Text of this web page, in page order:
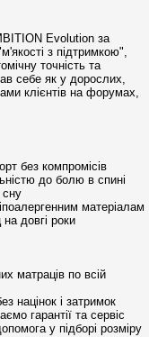
Evolution за
з підтримкою",
точність та
себе як у дорослих,
клієнтів на форумах,
без компромісів
до болю в спині
сну
матеріалам
довгі роки
матраців по всій
і затримок
гарантії та сервіс
у підборі розміру